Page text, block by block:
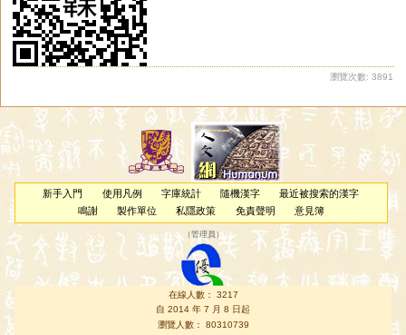
瀏覽次數: 3891
新手入門 使用凡例 字庫統計 隨機漢字
最近被搜索的漢字
鳴謝
製作單位 私隱政策 免責聲明 意見簿
（管理員 ）
在線人數： 3217
自 2014 年 7 月 8 日起
瀏覽人數： 80310739